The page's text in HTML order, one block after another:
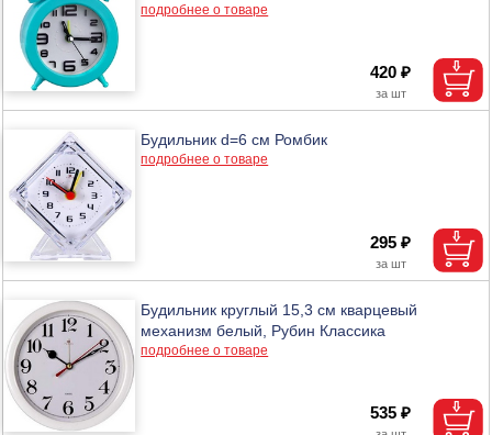
подробнее о товаре
420 ₽
Будильник d=6 см Ромбик
подробнее о товаре
295 ₽
Будильник круглый 15,3 см кварцевый
механизм белый, Рубин Классика
подробнее о товаре
535 ₽